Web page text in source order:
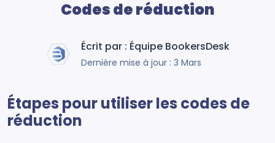
Codes de réduction
Écrit par : Équipe BookersDesk
Dernière mise à jour : 3 Mars
Étapes pour utiliser les codes de
réduction